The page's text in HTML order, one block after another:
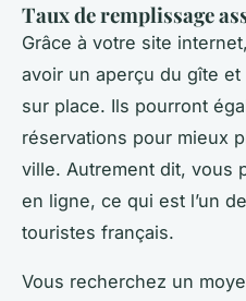
Taux de remplissage
Grâce à votre site
avoir un aperçu du gîte
sur place. Ils pourront
réservations pour mieux
ville. Autrement dit, vous
en ligne, ce qui est l’un
touristes français.
Vous recherchez un